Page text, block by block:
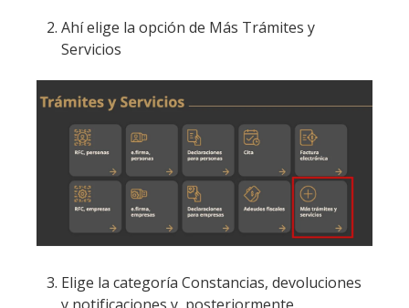
Ahí elige la opción de Más Trámites y
Servicios
Elige la categoría Constancias, devoluciones